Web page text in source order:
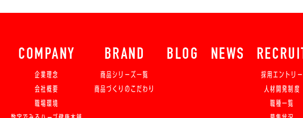
COMPANY
企業理念
会社概要
職場環境
BRAND
商品シリーズ一覧
商品づくりのこだわり
BLOG NEWS
採用エントリー
人材開発制度
職種一覧